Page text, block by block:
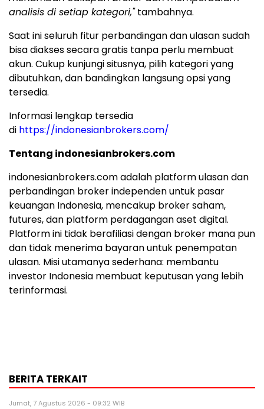
analisis di setiap kategori,"tambahnya.
Saat ini seluruh fitur perbandingan dan ulasan sudah
bisa diakses secara gratis tanpa perlu membuat
akun. Cukup kunjungi situsnya, pilih kategori yang
dibutuhkan, dan bandingkan langsung opsi yang
tersedia.
Informasi lengkap tersedia
di https://indonesianbrokers.com/
Tentang indonesianbrokers.com
indonesianbrokers.com adalah platform ulasan dan
perbandingan broker independen untuk pasar
keuangan Indonesia, mencakup broker saham,
futures, dan platform perdagangan aset digital.
Platform ini tidak berafiliasi dengan broker mana pun
dan tidak menerima bayaran untuk penempatan
ulasan. Misi utamanya sederhana: membantu
investor Indonesia membuat keputusan yang lebih
terinformasi.
BERITA TERKAIT
Jumat, 7 Agustus 2026 - 09:32 WIB